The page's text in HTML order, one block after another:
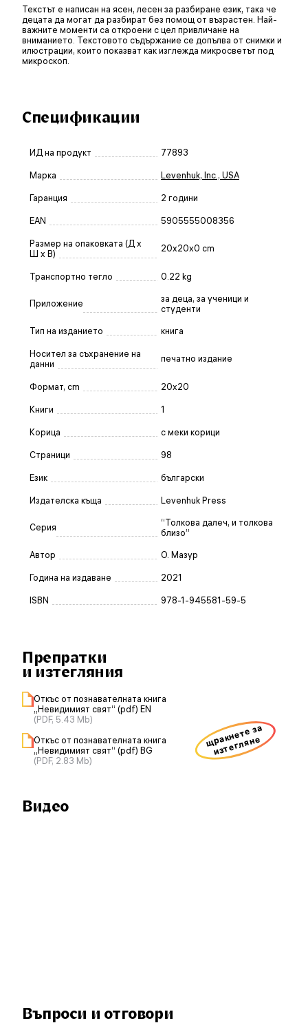
Текстът е написан на ясен, лесен за разбиране език, така че
децата да могат да разбират без помощ от възрастен. Най-
важните моменти са откроени с цел привличане на
вниманието. Текстовото съдържание се допълва от снимки и
илюстрации, които показват как изглежда микросветът под
микроскоп.
Спецификации
ИД на продукт 77893
Марка Levenhuk, Inc., USA
Гаранция 2 години
EAN 5905555008356
Размер на опаковката (Д x
Ш x В)
20x20x0 cm
Транспортно тегло 0.22 kg
Приложение
за деца, за ученици и
студенти
Тип на изданието книга
Носител за съхранение на
данни
печатно издание
Формат, cm 20x20
Книги 1
Корица с меки корици
Страници 98
Език български
Издателска къща Levenhuk Press
Серия
“Толкова далеч, и толкова
близо”
Автор О. Мазур
Година на издаване 2021
ISBN 978-1-945581-59-5
Препратки
и изтегляния
Откъс от познавателната книга
„Невидимият свят“ (pdf) EN
(PDF, 5.43 Mb)
Откъс от познавателната книга
„Невидимият свят“ (pdf) BG
(PDF, 2.83 Mb)
щракнете за
изтегляне
Видео
Въпроси и отговори